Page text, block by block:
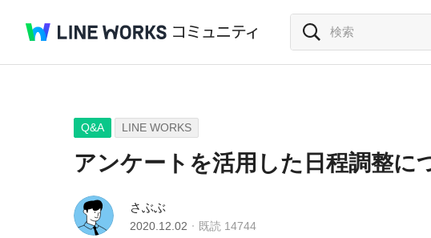
Q&A LINE WORKS
アンケートを活用した日程調整に
さぶぶ
2020.12.02 既読 14744